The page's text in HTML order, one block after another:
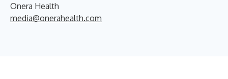
Onera Health
media@onerahealth.com